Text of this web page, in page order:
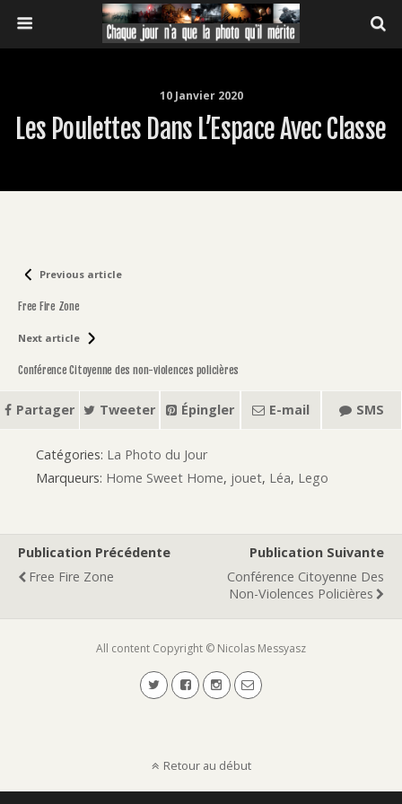
10 Janvier 2020
Les Poulettes Dans L’Espace Avec Classe
Previous article
Free Fire Zone
Next article
Conférence Citoyenne des non-violences policières
Partager Tweeter Épingler E-mail SMS
Catégories: La Photo du Jour
Marqueurs: Home Sweet Home, jouet, Léa, Lego
Publication Précédente
Free Fire Zone
Publication Suivante
Conférence Citoyenne Des
Non-Violences Policières
All content Copyright © Nicolas Messyasz
Retour au début